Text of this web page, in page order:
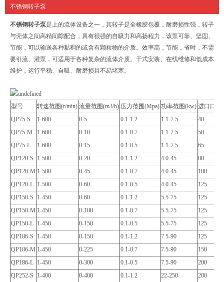
不锈钢转子泵
不锈钢转子泵是上的流体设备之一，其转子是全橡胶包覆，耐磨损性强，转子
与壳体之间高精间隙配合，具有很强的自吸力和高扬程力，该泵可靠、坚固、
节能，可以输送各种黏稠的或含有颗粒物的介质。效率高，节能，省时，不需
要引流、灌泵，可适用于各种复杂的流体介质。干式安装、在线维修和低成本
维护，运行平稳、自吸、耐磨损且不易堵塞。
型号 转速范围(r/min) 流量范围(m3/h) 压力范围(Mpa) 功率范围(kw) 进口口径
QP75-S
1-600 0-5 0.1-1.2 1.1-7.5
40
QP75-M
1-600 0-10 0.1-0.7 1.1-7.5
50
QP75-L
1-600 0-15 0.1-0.5 1.1-7.5
65
QP120-S
1-500 0-20 0.1-1.2 4.0-45
80
QP120-M 1-500 0-45 0.1-0.7 4.0-45
100
QP120-L 1-500 0-60 0.1-0.5 4.0-45
125
QP150-S
1-450 0-60 0.1-1.2 5.5-75
125
QP150-M 1-450 0-100 0.1-0.7 5.5-75
125
QP150-L 1-450 0-150 0.1-0.5 5.5-75
125
QP186-S
1-450 0-150 0.1-1.2 7.5-90
125
QP186-M 1-450 0-225 0.1-0.7 7.5-90
150
QP186-L 1-450 0-300 0.1-0.5 7.5-90
200
QP252-S
1-400 0-400 0.1-1.2 22-250
200